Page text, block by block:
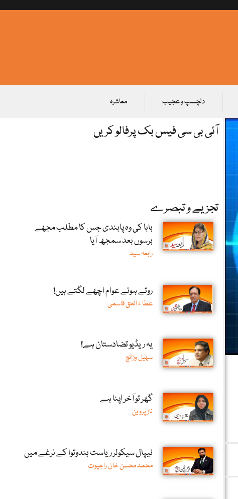
دلچسپ و عجیب معاشرہ
آئی بی سی فیس بک پرفالو کریں
تجزیے و تبصرے
بابا کی وہ پابندی جس کا مطلب مجھے
برسوں بعد سمجھ آیا
رابعہ سید
روتے ہوئے عوام اچھے لگتے ہیں!
عطا ء الحق قاسمی
یہ ریڈیو تضادستان ہے!
سہیل وڑائچ
گھر تو آخر اپنا ہے
ناز پروین
نیپال سیکولر ریاست ہندوتوا کے نرغے میں
محمد محسن خان راجپوت